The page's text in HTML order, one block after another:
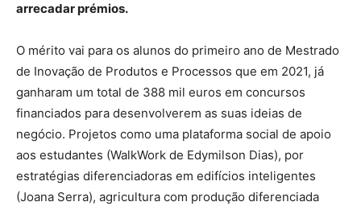
arrecadar prémios.
O mérito vai para os alunos do primeiro ano de Mestrado
de Inovação de Produtos e Processos que em 2021, já
ganharam um total de 388 mil euros em concursos
financiados para desenvolverem as suas ideias de
negócio. Projetos como uma plataforma social de apoio
aos estudantes (WalkWork de Edymilson Dias), por
estratégias diferenciadoras em edifícios inteligentes
(Joana Serra), agricultura com produção diferenciada